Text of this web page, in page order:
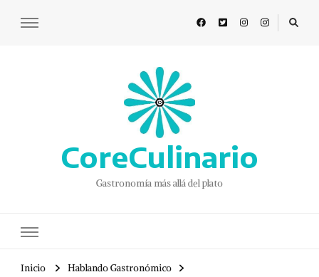
CoreCulinario
Gastronomía más allá del plato
Inicio
Hablando Gastronómico